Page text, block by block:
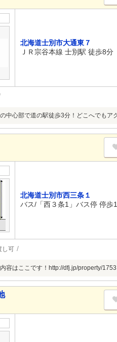
北海道士別市大通東７
ＪＲ宗谷本線 士別駅 徒歩8分
中心部で道の駅徒歩3分！どこへでもア
北海道士別市西三条１
バス/「西３条1」バス停 停歩
し可
容はここです！http://dfj.jp/property/1753